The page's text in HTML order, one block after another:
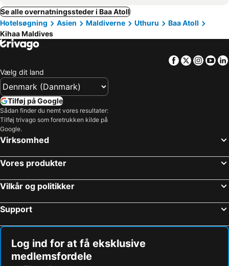
Se alle overnatningssteder i Baa Atoll
Hotelsøgning
Asien Maldiverne Uthuru
Baa Atoll
Kihaa Maldives
Facebook
Twitter
Vælg dit land
Tilføj på Google
Sådan finder du nemt vores resultater:
Tilføj trivago som foretrukken kilde på
Google.
Virksomhed
Vores produkter
Vilkår og politikker
Support
Log ind for at få eksklusive
medlemsfordele